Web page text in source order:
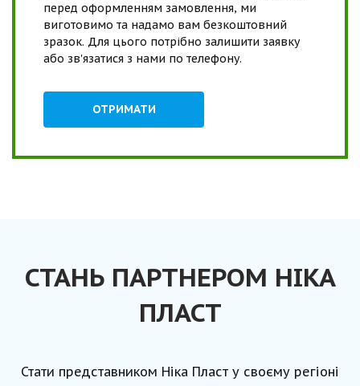
перед оформленням замовлення, ми
виготовимо та надамо вам безкоштовний
зразок. Для цього потрібно залишити заявку
або зв'язатися з нами по телефону.
ОТРИМАТИ
СТАНЬ ПАРТНЕРОМ НІКА
ПЛАСТ
Стати представником Ніка Пласт у своєму регіоні